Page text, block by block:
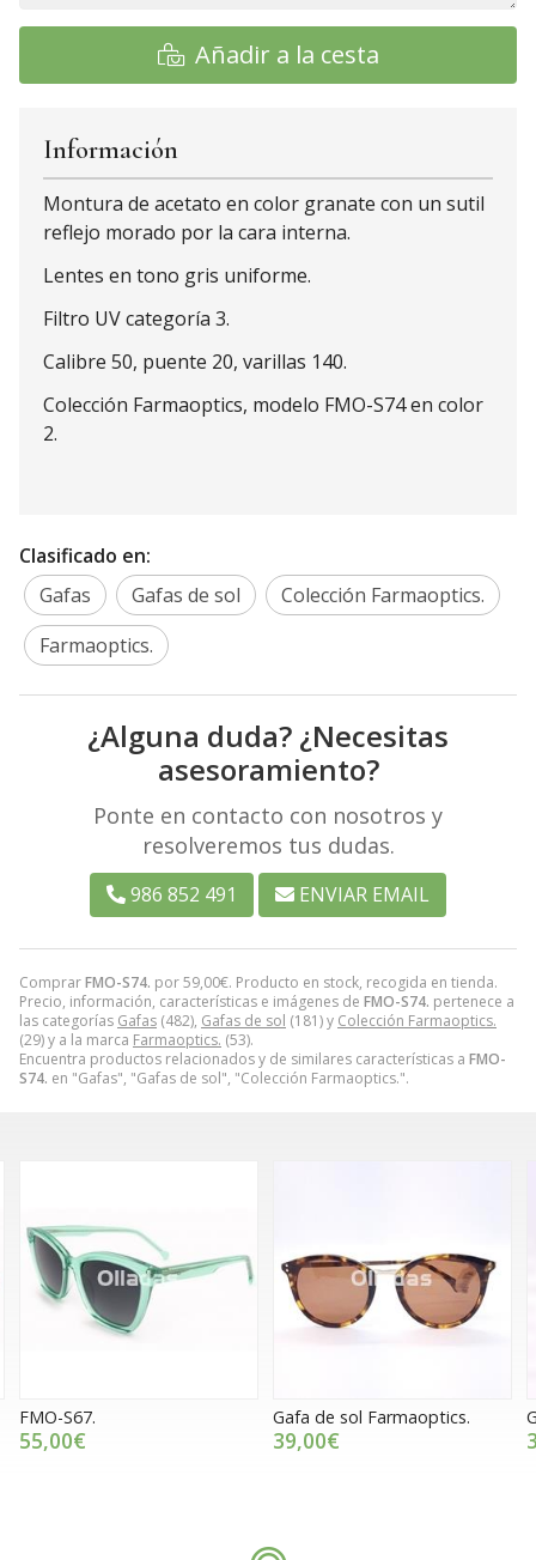
Añadir a la cesta
ComprarFMO-S74. por59,00€. Producto en stock, recogida en tienda.
Precio, información, características e imágenes de FMO-S74. pertenece a
las categorías Gafas (482), Gafas de sol (181) y Colección Farmaoptics.
(29) y a la marca Farmaoptics. (53).
Encuentra productos relacionados y de similares características a FMO-
S74. en "Gafas", "Gafas de sol", "Colección Farmaoptics.".
Información
Montura de acetato en color granate con un sutil
reflejo morado por la cara interna.
Lentes en tono gris uniforme.
Filtro UV categoría 3.
Calibre 50, puente 20, varillas 140.
Colección Farmaoptics, modelo FMO-S74 en color
2.
Clasificado en:
Gafas
Gafas de sol
Colección Farmaoptics.
Farmaoptics.
¿Alguna duda? ¿Necesitas
asesoramiento?
Ponte en contacto con nosotros y
resolveremos tus dudas.
986 852 491 ENVIAR EMAIL
Gafa de sol Farmaoptics.
39,00€
Gafa de sol Farmaoptics.
39,00€